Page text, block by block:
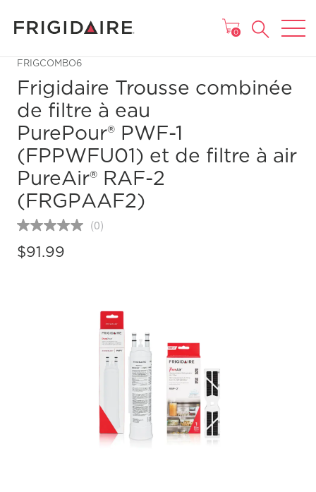
MENU
0
FRIGCOMBO6
Frigidaire Trousse combinée
de filtre à eau
PurePour® PWF-1
(FPPWFU01) et de filtre à air
PureAir® RAF-2
(FRGPAAF2)
Aucune
pour
(0)
$91.99